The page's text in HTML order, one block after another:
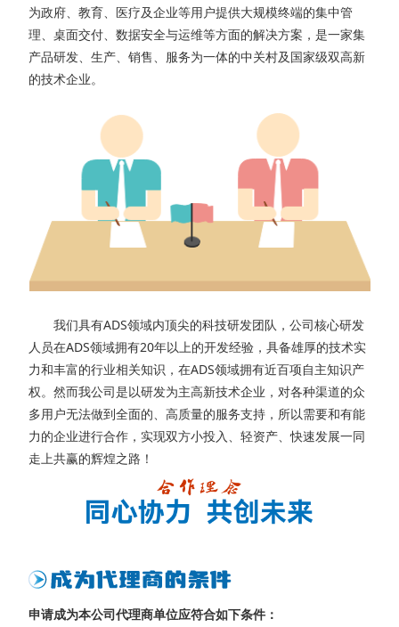
为政府、教育、医疗及企业等用户提供大规模终端的集中管
理、桌面交付、数据安全与运维等方面的解决方案，是一家集
产品研发、生产、销售、服务为一体的中关村及国家级双高新
的技术企业。
我们具有ADS领域内顶尖的科技研发团队，公司核心研发
人员在ADS领域拥有20年以上的开发经验，具备雄厚的技术实
力和丰富的行业相关知识，在ADS领域拥有近百项自主知识产
权。然而我公司是以研发为主高新技术企业，对各种渠道的众
多用户无法做到全面的、高质量的服务支持，所以需要和有能
力的企业进行合作，实现双方小投入、轻资产、快速发展一同
走上共赢的辉煌之路！
申请成为本公司代理商单位应符合如下条件：